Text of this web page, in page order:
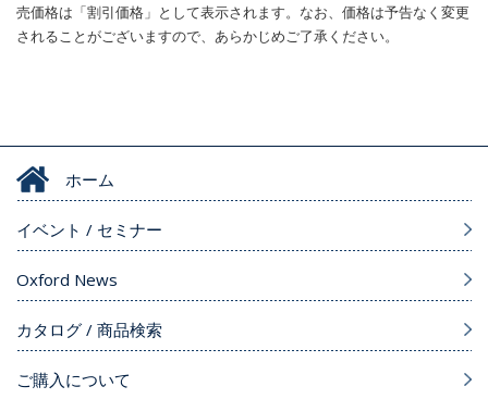
売価格は「割引価格」として表示されます。なお、価格は予告なく変更
されることがございますので、あらかじめご了承ください。
ホーム
イベント / セミナー
Oxford News
カタログ / 商品検索
ご購入について